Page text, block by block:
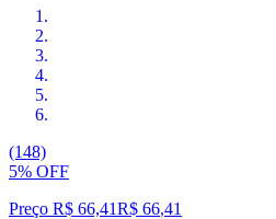
(148)
5% OFF
Preço R$ 66,41R$ 66,41